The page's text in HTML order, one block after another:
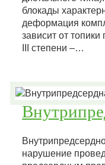
блокады
деформация
зависит от
III степени –…
нарушение